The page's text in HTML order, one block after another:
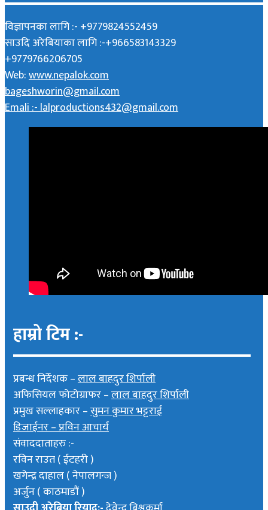
विज्ञापनका लागि :- +9779824552459
साउदि अरेबियाका लागि :-+966583143329
+9779766206705
Web:www.nepalok.com
bageshworin@gmail.com
Emali :- lalproductions432@gmail.com
हाम्रो टिम :-
प्रबन्ध निर्देशक –लाल बाहदुर शिर्पाली
अफिसियल फोटोग्राफर –लाल बाहदुर शिर्पाली
प्रमुख सल्लाहकार –सुमन कुमार भट्टराई
डिजाईनर – प्रविन आचार्य
संवाददाताहरु :-
रविन राउत ( ईटहरी )
खगेन्द्र दाहाल ( नेपालगन्ज )
अर्जुन ( काठमाडौं )